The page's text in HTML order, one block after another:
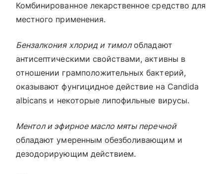
Комбинированное лекарственное средство для
местного применения.
Бензалкония хлорид и тимолобладают
антисептическими свойствами, активны в
отношении грамположительных бактерий,
оказывают фунгицидное действие на Candida
albicans и некоторые липофильные вирусы.
Ментол и эфирное масло мяты перечной
обладают умеренным обезболивающим и
дезодорирующим действием.